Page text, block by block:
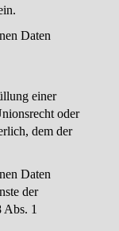
Daten
einer
oder
dem der
Daten
der
Abs. 1